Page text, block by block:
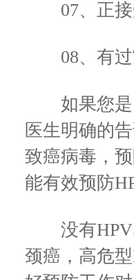
07、正接
08、有过
如果您是
医生明确的
致癌病毒，
能有效预防
没有HPV
颈癌，高危